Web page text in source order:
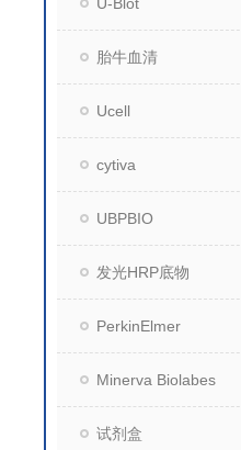
胎牛血清
Ucell
cytiva
UBPBIO
发光HRP底物
PerkinElmer
Minerva Biolabes
试剂盒